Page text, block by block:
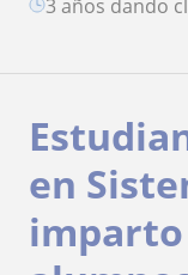
3 años dando
en
imparto